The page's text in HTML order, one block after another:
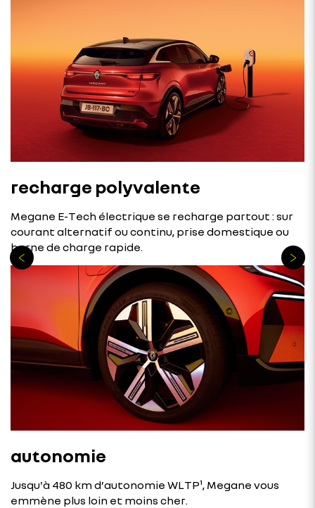
recharge polyvalente
Megane E-Tech électrique se recharge partout : sur
courant alternatif ou continu, prise domestique ou
borne de charge rapide.
autonomie
Jusqu'à 480 km d’autonomie WLTP¹, Megane vous
emmène plus loin et moins cher.